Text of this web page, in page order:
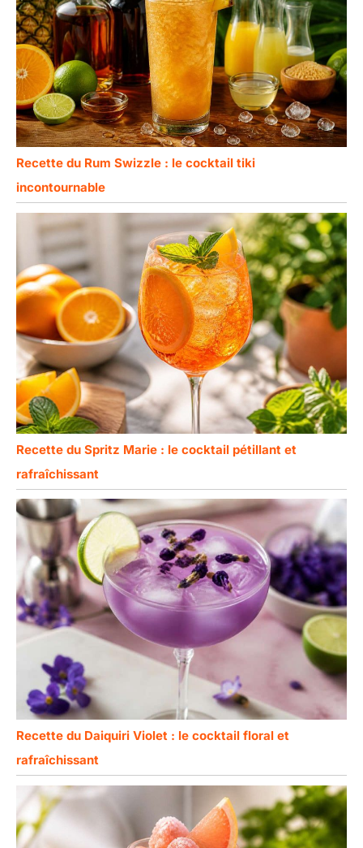
Recette du Rum Swizzle : le cocktail tiki
incontournable
Recette du Spritz Marie : le cocktail pétillant et
rafraîchissant
Recette du Daiquiri Violet : le cocktail floral et
rafraîchissant